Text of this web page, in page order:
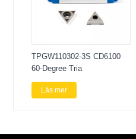
TPGW110302-3S CD6100
60-Degree Tria
Läs mer